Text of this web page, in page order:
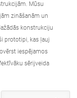
Mūsu
zināšanām un
konstrukciju
prototipi, kas ļauj
iespējamos
sērijveida